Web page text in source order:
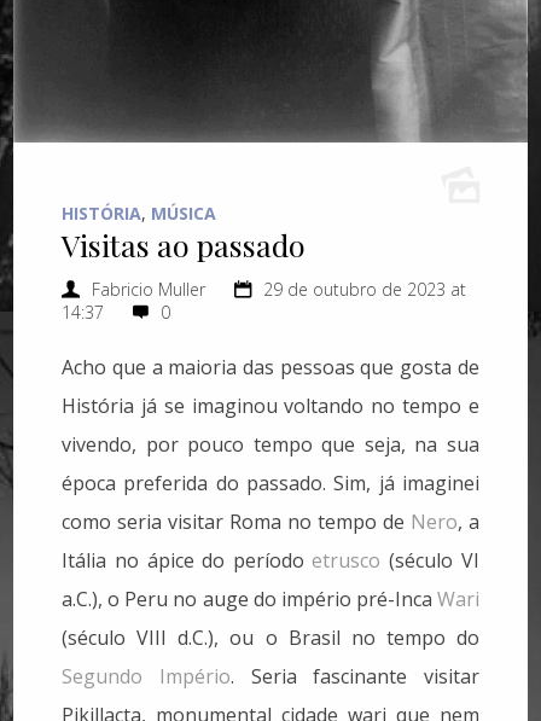
HISTÓRIA, MÚSICA
Visitas ao passado
Fabricio Muller
29 de outubro de 2023 at
14:37
0
Acho que a maioria das pessoas que gosta de
História já se imaginou voltando no tempo e
vivendo, por pouco tempo que seja, na sua
época preferida do passado. Sim, já imaginei
como seria visitar Roma no tempo de Nero, a
Itália no ápice do períodoetrusco (século VI
a.C.), o Peru no auge do império pré-Inca Wari
(século VIII d.C.), ou o Brasil no tempo do
Segundo Império. Seria fascinante visitar
Pikillacta, monumental cidade wari que nem